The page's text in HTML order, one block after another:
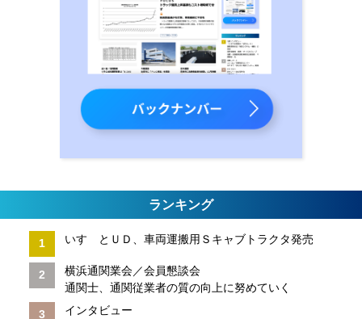
ランキング
いすゞとＵＤ、車両運搬用Ｓキャブトラクタ発売
横浜通関業会／会員懇談会
通関士、通関従業者の質の向上に努めていく
インタビュー